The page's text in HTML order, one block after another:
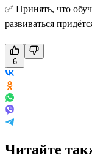
✅ Принять, что
развиваться
6
Читайте